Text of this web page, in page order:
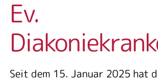
Ev.
Seit dem 15. Januar 2025 hat